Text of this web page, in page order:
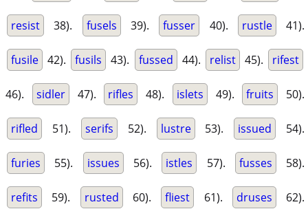
resist 38). fusels 39). fusser 40). rustle 41).
fusile 42). fusils 43). fussed 44). relist 45). rifest
46). sidler 47). rifles 48). islets 49). fruits 50).
rifled 51). serifs 52). lustre 53). issued 54).
furies 55). issues 56). istles 57). fusses 58).
refits 59). rusted 60). fliest 61). druses 62).